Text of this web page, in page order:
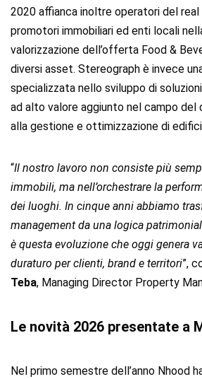
2020 affianca inoltre operatori del
promotori immobiliari ed enti locali
valorizzazione dell’offerta Food &
diversi asset. Stereograph è invece
specializzata nello sviluppo di
ad alto valore aggiunto nel campo
alla gestione e ottimizzazione di
“Il nostro lavoro non consiste più
immobili, ma nell’orchestrare la
dei luoghi. In cinque anni abbiamo
management da una logica
è questa evoluzione che oggi genera
duraturo per clienti, brand e territori”,
Teba, Managing Director Property
Le novità 2026 presentate a
Nel primo semestre dell’anno Nhood